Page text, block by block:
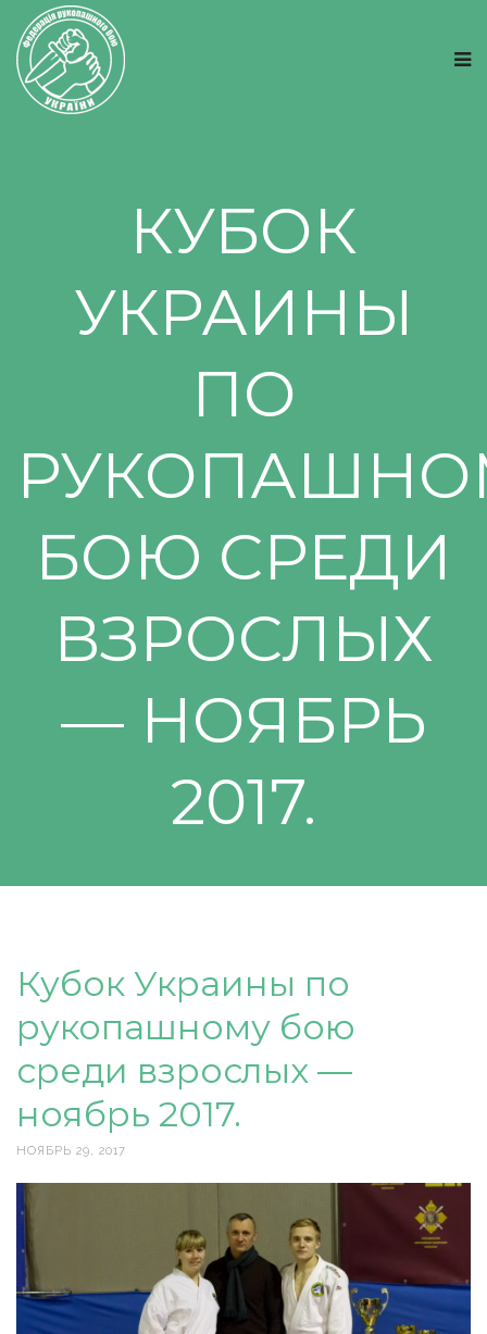
КУБОК
УКРАИНЫ
ПО
БОЮ СРЕДИ
ВЗРОСЛЫХ
— НОЯБРЬ
2017.
Кубок Украины по
рукопашному бою
среди взрослых —
ноябрь 2017.
НОЯБРЬ 29, 2017